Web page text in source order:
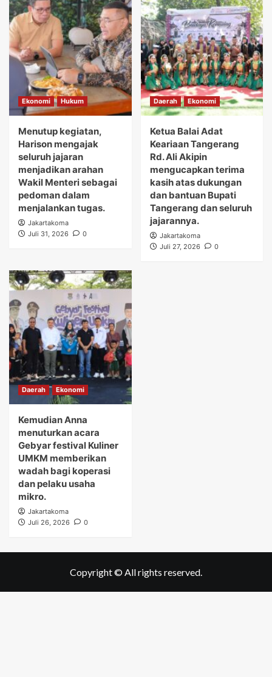
Ekonomi Hukum
Menutup kegiatan,
Harison mengajak
seluruh jajaran
menjadikan arahan
Wakil Menteri sebagai
pedoman dalam
menjalankan tugas.
Jakartakoma
Juli 31, 2026
0
Daerah Ekonomi
Ketua Balai Adat
Keariaan Tangerang
Rd. Ali Akipin
mengucapkan terima
kasih atas dukungan
dan bantuan Bupati
Tangerang dan seluruh
jajarannya.
Jakartakoma
Juli 27, 2026
0
Daerah Ekonomi
Kemudian Anna
menuturkan acara
Gebyar festival Kuliner
UMKM memberikan
wadah bagi koperasi
dan pelaku usaha
mikro.
Jakartakoma
Juli 26, 2026
0
Copyright © All rights reserved.